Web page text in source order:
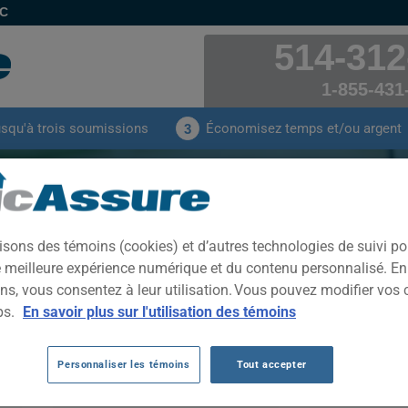
514-
1-855-
trois soumissions 3 Économisez temps et/ou argent
auto CADILLAC ATS-
par nos clients pour leur assurance auto de
ATS-V 2019
CLIQUEZ ICI POUR ÉCONOMISER SUR VOTRE ASSURANCE AUTO
des témoins (cookies) et d’autres technologies de suivi
expérience numérique et du contenu personnalisé.
vous consentez à leur utilisation. Vous pouvez modifier vos
En savoir plus sur l'utilisation des témoins
Personnaliser les témoins Tout accepter